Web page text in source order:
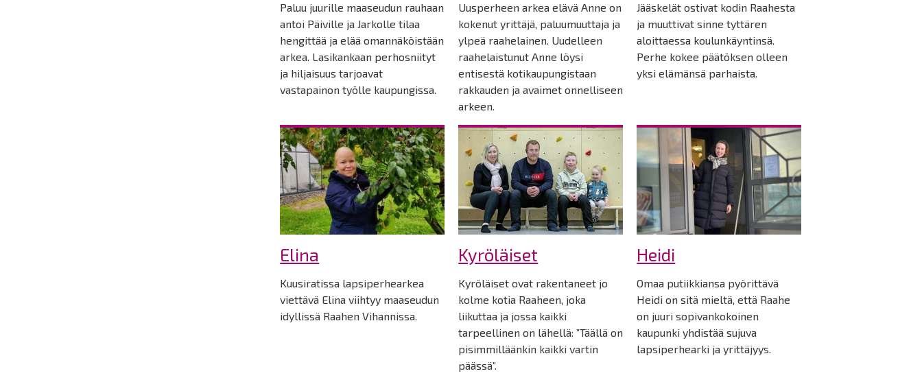
Paluu juurille maaseudun rauhaan
antoi Päiville ja Jarkolle tilaa
hengittää ja elää omannäköistään
arkea. Lasikankaan perhosniityt
ja hiljaisuus tarjoavat
vastapainon työlle kaupungissa.
Uusperheen arkea elävä Anne on
kokenut yrittäjä, paluumuuttaja ja
ylpeä raahelainen. Uudelleen
raahelaistunut Anne löysi
entisestä kotikaupungistaan
rakkauden ja avaimet onnelliseen
arkeen.
Jääskelät ostivat kodin Raahesta
ja muuttivat sinne tyttären
aloittaessa koulunkäyntinsä.
Perhe kokee päätöksen olleen
yksi elämänsä parhaista.
Elina
Kuusiratissa lapsiperhearkea
viettävä Elina viihtyy maaseudun
idyllissä Raahen Vihannissa.
Kyröläiset
Kyröläiset ovat rakentaneet jo
kolme kotia Raaheen, joka
liikuttaa ja jossa kaikki
tarpeellinen on lähellä: ”Täällä on
pisimmilläänkin kaikki vartin
päässä”.
Heidi
Omaa putiikkiansa pyörittävä
Heidi on sitä mieltä, että Raahe
on juuri sopivankokoinen
kaupunki yhdistää sujuva
lapsiperhearki ja yrittäjyys.